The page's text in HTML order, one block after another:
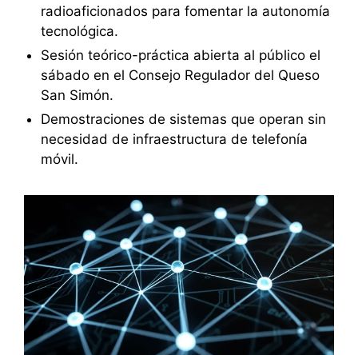
radioaficionados para fomentar la autonomía
tecnológica.
Sesión teórico-práctica abierta al público el
sábado en el Consejo Regulador del Queso
San Simón.
Demostraciones de sistemas que operan sin
necesidad de infraestructura de telefonía
móvil.